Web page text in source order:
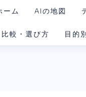
ーム AIの地図
比較・選び方 目的